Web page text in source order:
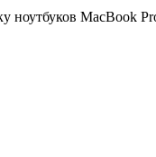
ноутбуков MacBook